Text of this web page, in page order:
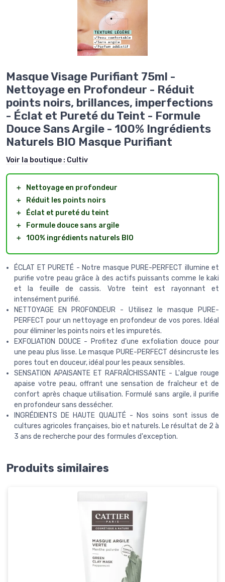
Masque Visage Purifiant 75ml -
Nettoyage en Profondeur - Réduit
points noirs, brillances, imperfections
- Éclat et Pureté du Teint - Formule
Douce Sans Argile - 100% Ingrédients
Naturels BIO Masque Purifiant
Voir la boutique : Cultiv
＋
Nettoyage en profondeur
＋
Réduit les points noirs
＋
Éclat et pureté du teint
＋
Formule douce sans argile
＋ 100% ingrédients naturels BIO
ÉCLAT ET PURETÉ - Notre masque PURE-PERFECT illumine et
purifie votre peau grâce à des actifs puissants comme le kaki
et la feuille de cassis. Votre teint est rayonnant et
intensément purifié.
NETTOYAGE EN PROFONDEUR - Utilisez le masque PURE-
PERFECT pour un nettoyage en profondeur de vos pores. Idéal
pour éliminer les points noirs et les impuretés.
EXFOLIATION DOUCE - Profitez d'une exfoliation douce pour
une peau plus lisse. Le masque PURE-PERFECT désincruste les
pores tout en douceur, idéal pour les peaux sensibles.
SENSATION APAISANTE ET RAFRAÎCHISSANTE - L'algue rouge
apaise votre peau, offrant une sensation de fraîcheur et de
confort après chaque utilisation. Formulé sans argile, il purifie
en profondeur sans dessécher.
INGRÉDIENTS DE HAUTE QUALITÉ - Nos soins sont issus de
cultures agricoles françaises, bio et naturels. Le résultat de 2 à
3 ans de recherche pour des formules d'exception.
Produits similaires